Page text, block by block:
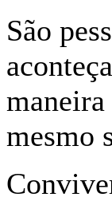
São
mesmo